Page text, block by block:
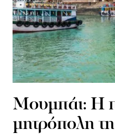
Μουμπάι: Η
μητρόπολη